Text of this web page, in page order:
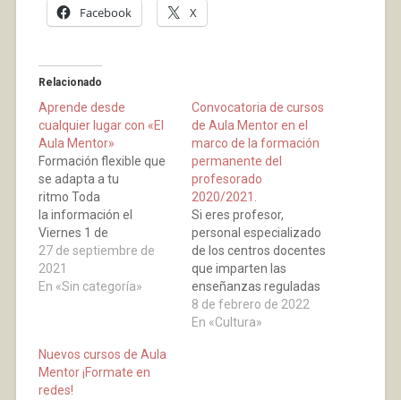
Facebook X
Relacionado
Aprende desde
cualquier lugar con «El
Aula Mentor»
Formación flexible que
se adapta a tu
ritmo Toda
la información el
Viernes 1 de
Octubre 19:30 en el
Salón de Actos-Casa de
Cultura Ven a conocer
27 de septiembre de
2021
En «Sin categoría»
Convocatoria de cursos
de Aula Mentor en el
marco de la formación
permanente del
profesorado
2020/2021.
Si eres profesor,
personal especializado
de los centros docentes
que imparten las
enseñanzas reguladas
en la Ley Orgánica
2/2006 de Educación o
8 de febrero de 2022
En «Cultura»
Nuevos cursos de Aula
Mentor ¡Formate en
redes!